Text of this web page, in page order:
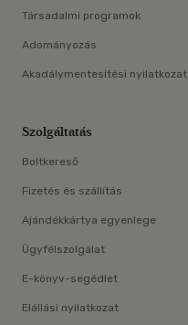
Társadalmi programok
Adományozás
Akadálymentesítési nyilatkozat
Szolgáltatás
Boltkereső
Fizetés és szállítás
Ajándékkártya egyenlege
Ügyfélszolgálat
E-könyv-segédlet
Elállási nyilatkozat